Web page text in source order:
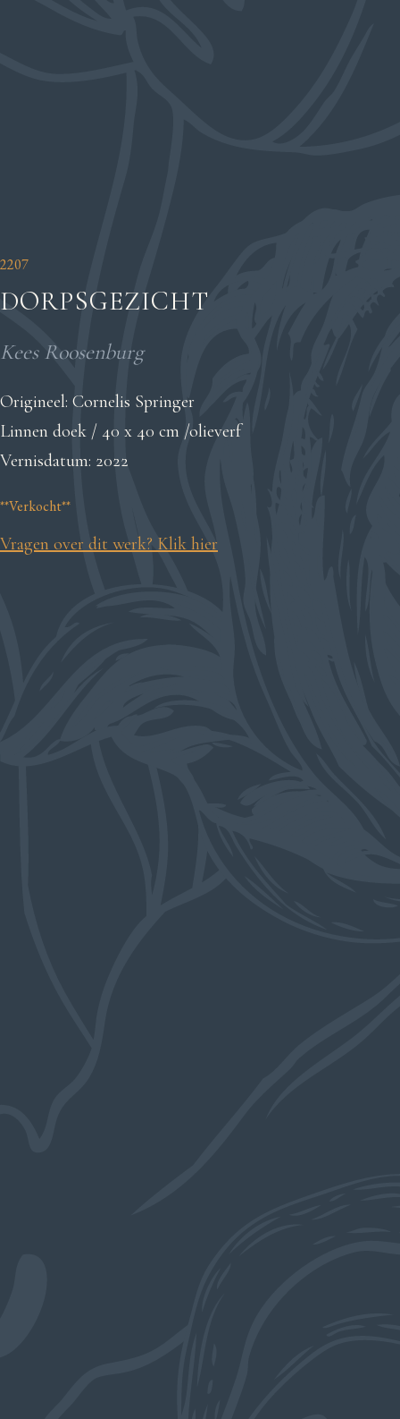
2207
DORPSGEZICHT
Kees Roosenburg
Origineel: Cornelis Springer
Linnen doek / 40 x 40 cm /olieverf
Vernisdatum: 2022
**Verkocht**
Vragen over dit werk? Klik hier